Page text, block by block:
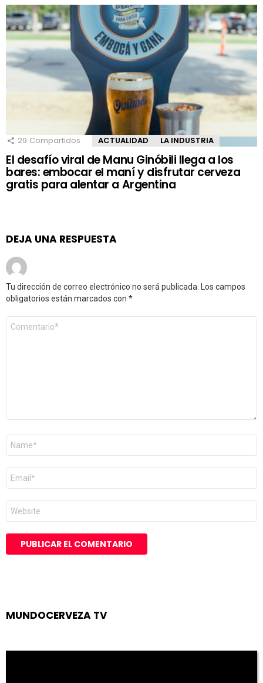
29 Compartidos ACTUALIDAD LA INDUSTRIA
El desafío viral de Manu Ginóbili llega a los
bares: embocar el maní y disfrutar cerveza
gratis para alentar a Argentina
DEJA UNA RESPUESTA
Tu dirección de correo electrónico no será publicada.
Los campos
obligatorios están marcados con *
Comentario
Nombre
Correo
electrónico
*
Web
MUNDOCERVEZA TV